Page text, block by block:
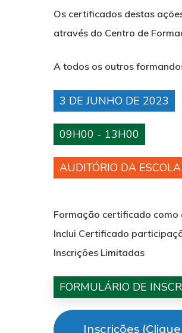
Os certificados destas
através do Centro de
A todos os outros
3 DE JUNHO DE 2023
09H00 - 13H00
AUDITÓRIO DA
Formação certificado
Inclui Certificado
Inscrições Limitadas
FORMULÁRIO DE
Inscrições